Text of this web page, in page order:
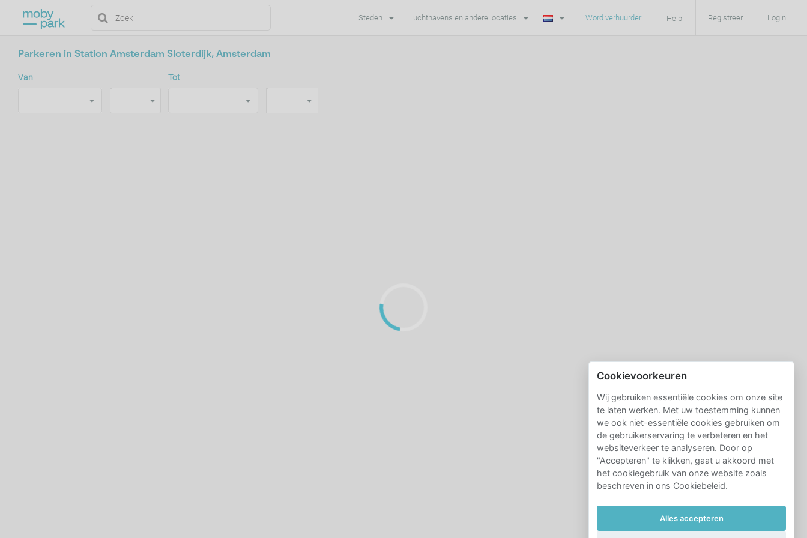
Word verhuurder Help Registreer Login
Steden Luchthavens en andere locaties
Parkeren in Station Amsterdam Sloterdijk, Amsterdam
Van Tot
Cookievoorkeuren
Wij gebruiken essentiële cookies om onze site
te laten werken. Met uw toestemming kunnen
we ook niet-essentiële cookies gebruiken om
de gebruikerservaring te verbeteren en het
websiteverkeer te analyseren. Door op
"Accepteren" te klikken, gaat u akkoord met
het cookiegebruik van onze website zoals
beschreven in ons Cookiebeleid.
Alles accepteren